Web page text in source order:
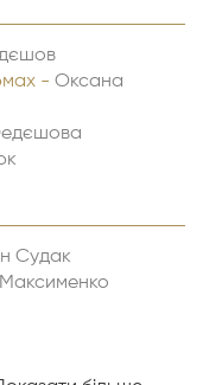
- Оксана
Судак
Максименко